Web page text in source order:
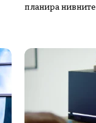
планира